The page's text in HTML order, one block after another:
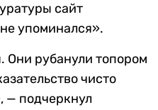
сайт
упоминался».
Они рубанули топором
чисто
— подчеркнул